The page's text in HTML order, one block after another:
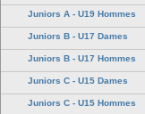
Juniors A - U19 Hommes
Juniors B - U17 Dames
Juniors B - U17 Hommes
Juniors C - U15 Dames
Juniors C - U15 Hommes